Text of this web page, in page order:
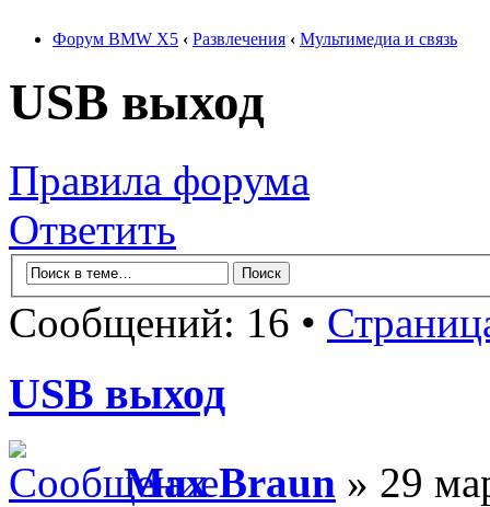
Форум BMW X5 ‹ Развлечения ‹ Мультимедиа и связь
USB выход
Правила форума
Ответить
Сообщений: 16 •
USB выход
Max Braun » 29